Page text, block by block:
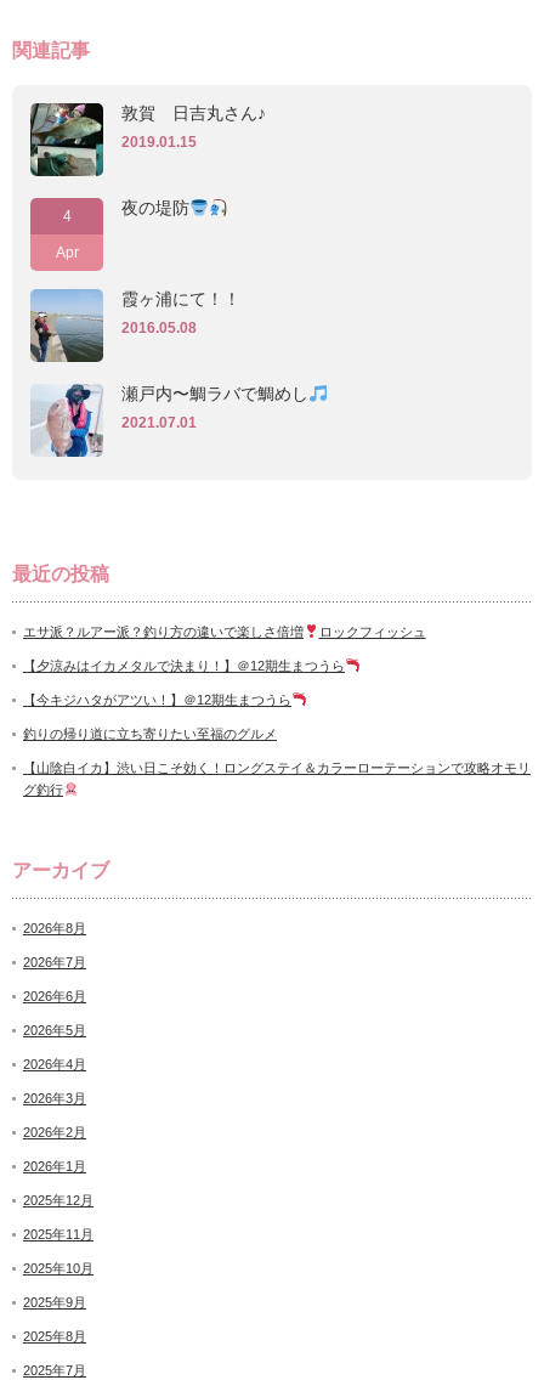
関連記事
敦賀 日吉丸さん♪
2019.01.15
4
Apr
夜の堤防
霞ヶ浦にて！！
2016.05.08
瀬戸内〜鯛ラバで鯛めし
2021.07.01
最近の投稿
エサ派？ルアー派？釣り方の違いで楽しさ倍増 ロックフィッシュ
【夕涼みはイカメタルで決まり！】＠12期生まつうら
【今キジハタがアツい！】＠12期生まつうら
釣りの帰り道に立ち寄りたい至福のグルメ
【山陰白イカ】渋い日こそ効く！ロングステイ＆カラーローテーションで攻略オモリ
グ釣行
アーカイブ
2026年8月
2026年7月
2026年6月
2026年5月
2026年4月
2026年3月
2026年2月
2026年1月
2025年12月
2025年11月
2025年10月
2025年9月
2025年8月
2025年7月